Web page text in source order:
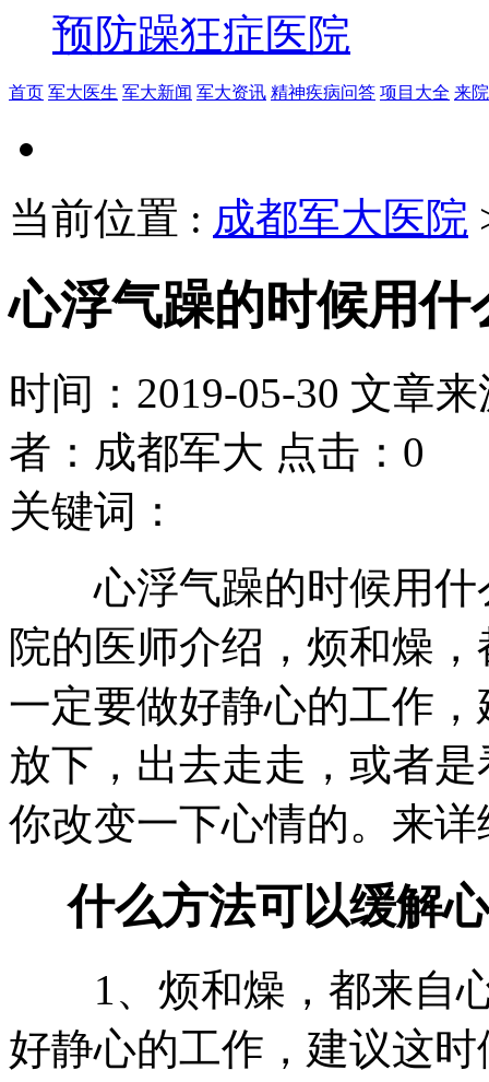
预防躁狂症医院
首页 军大医生 军大新闻 军大资讯 精神疾病问答 项目大全 来
当前位置 : 成都军大医院
心浮气躁的时候用
时间：2019-05-30 文章
者：成都军大 点击：0
关键词：
心浮气躁的时候用什
院的医师介绍，烦和燥
一定要做好静心的工作
放下，出去走走，或者
你改变一下心情的。来
什么方法可以缓解
1、烦和燥，都来自心
好静心的工作，建议这